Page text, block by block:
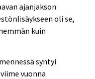
ajanjakson
oli se,
kuin
syntyi
vuonna